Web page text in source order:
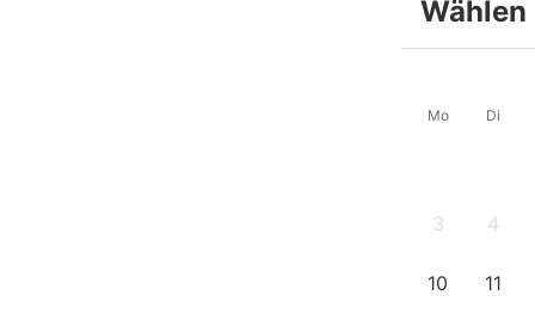
Wählen
Mo Di
3 4
10 11